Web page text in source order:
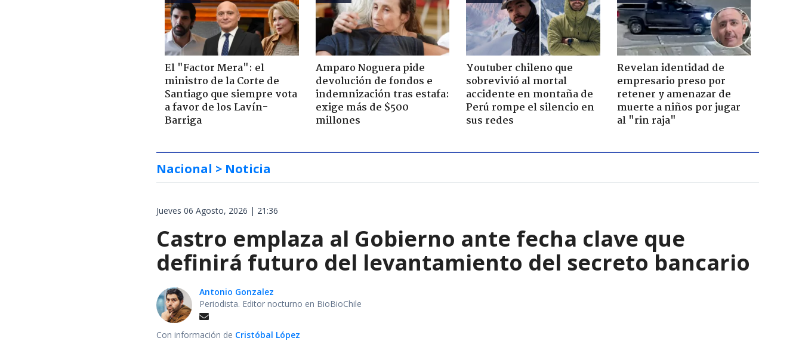
El "Factor Mera": el
ministro de la Corte de
Santiago que siempre vota
a favor de los Lavín-
Barriga
Amparo Noguera pide
devolución de fondos e
indemnización tras estafa:
exige más de $500
millones
Youtuber chileno que
sobrevivió al mortal
accidente en montaña de
Perú rompe el silencio en
sus redes
Revelan identidad de
empresario preso por
retener y amenazar de
muerte a niños por jugar
al "rin raja"
Nacional > Noticia
Jueves 06 Agosto, 2026 | 21:36
Castro emplaza al Gobierno ante fecha clave que
definirá futuro del levantamiento del secreto bancario
Antonio Gonzalez
Periodista. Editor nocturno en BioBioChile
Con información de Cristóbal López